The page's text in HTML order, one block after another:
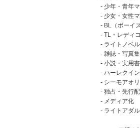
少年・青年
少女・女性
BL（ボーイ
TL・レディ
ライトノベル
雑誌・写真集
小説・実用書
ハーレクイン
シーモアオ
独占・先行
メディア化
ライトアダル